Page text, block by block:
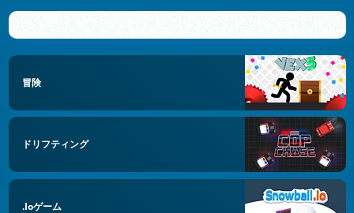
冒険
ドリフティング
.ioゲーム